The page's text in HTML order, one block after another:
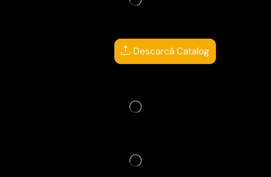
Descarcă Catalog